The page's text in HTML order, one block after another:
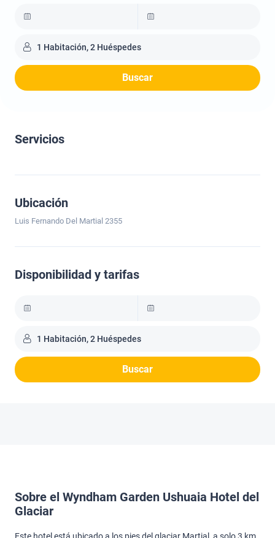
1 Habitación, 2 Huéspedes
Buscar
Servicios
Ubicación
Luis Fernando Del Martial 2355
Disponibilidad y tarifas
1 Habitación, 2 Huéspedes
Buscar
Sobre el Wyndham Garden Ushuaia Hotel del
Glaciar